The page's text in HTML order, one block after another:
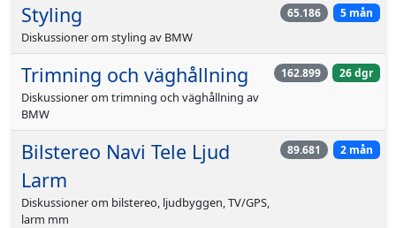
Styling
Diskussioner om styling av BMW
65.186 5 mån
Trimning och väghållning
Diskussioner om trimning och väghållning av
BMW
162.899 26 dgr
Bilstereo Navi Tele Ljud
Larm
Diskussioner om bilstereo, ljudbyggen, TV/GPS,
larm mm
89.681 2 mån